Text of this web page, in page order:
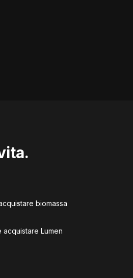
biomassa
acquistare Lumen